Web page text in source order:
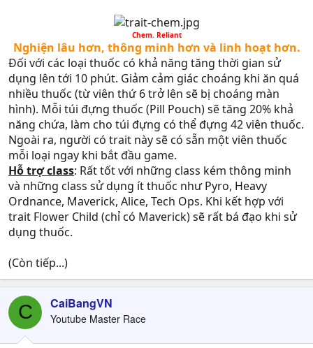
Chem. Reliant​
Nghiện lâu hơn, thông minh hơn và linh hoạt hơn.​
Đối với các loại thuốc có khả năng tăng thời gian sử
dụng lên tới 10 phút. Giảm cảm giác choáng khi ăn quá
nhiều thuốc (từ viên thứ 6 trở lên sẽ bị choáng màn
hình). Mỗi túi đựng thuốc (Pill Pouch) sẽ tăng 20% khả
năng chứa, làm cho túi đựng có thể đựng 42 viên thuốc.
Ngoài ra, người có trait này sẽ có sẵn một viên thuốc
mỗi loại ngay khi bắt đầu game.
Hỗ trợ class: Rất tốt với những class kém thông minh
và những class sử dụng ít thuốc như Pyro, Heavy
Ordnance, Maverick, Alice, Tech Ops. Khi kết hợp với
trait Flower Child (chỉ có Maverick) sẽ rất bá đạo khi sử
dụng thuốc.
(Còn tiếp...)
C CaiBangVN
Youtube Master Race